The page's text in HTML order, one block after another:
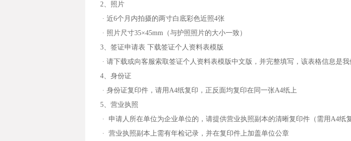
2、照片
· 近6个月内拍摄的两寸白底彩色近照4张
· 照片尺寸35×45mm（与护照照片的大小一致）
3、签证申请表 下载签证个人资料表模版
· 请下载或向客服索取签证个人资料表模版中文版，并完整填写，该表格信息是
4、身份证
· 身份证复印件，请用A4纸复印，正反面均复印在同一张A4纸上
5、营业执照
· 申请人所在单位为企业单位的，请提供营业执照副本的清晰复印件（需用A4纸复
· 营业执照副本上需有年检记录，并在复印件上加盖单位公章